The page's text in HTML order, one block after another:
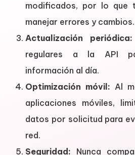
modificados, por lo que
manejar errores y cambios.
Actualización periódica:
regulares a la API
información al día.
Optimización móvil: Al
aplicaciones móviles,
datos por solicitud para
red.
Seguridad: Nunca